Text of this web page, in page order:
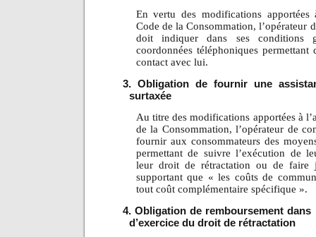
En vertu des modifications
Code de la Consommation, l’opérateur
doit indiquer dans ses conditions
coordonnées téléphoniques permettant
contactavec lui.
3. Obligation de fournir une
surtaxée
Au titre des modifications apportées à
de la Consommation, l’opérateur de
fournir aux consommateurs des
permettant de suivre l’exécution de
leur droit de rétractation ou de faire
supportant que « les coûts de
tout coût complémentaire spécifique ».
4. Obligation de remboursement
d’exercice du droit de rétractation